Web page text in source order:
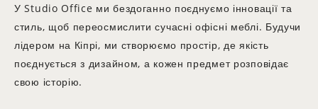
У Studio Office ми бездоганно поєднуємо інновації та
стиль, щоб переосмислити сучасні офісні меблі. Будучи
лідером на Кіпрі, ми створюємо простір, де якість
поєднується з дизайном, а кожен предмет розповідає
свою історію.